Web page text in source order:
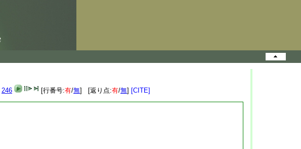
246 [行番号:有/無] [返り点:有/無] [CITE]